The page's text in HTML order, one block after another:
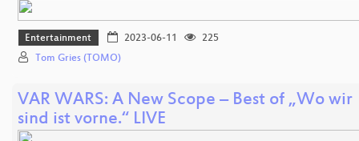
Entertainment 2023-06-11
225
Tom Gries (TOMO)
VAR WARS: A New Scope – Best of „Wo wir
sind ist vorne.“ LIVE